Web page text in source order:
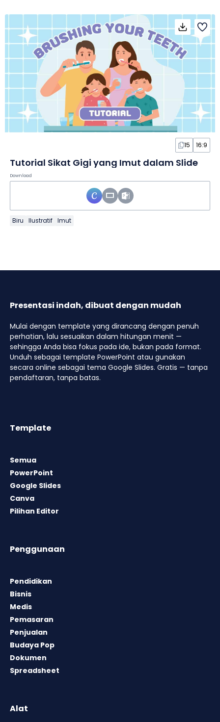
15 16:9
Tutorial Sikat Gigi yang Imut dalam Slide
Download
Biru Ilustratif Imut
Presentasi indah, dibuat dengan mudah
Mulai dengan template yang dirancang dengan penuh
perhatian, lalu sesuaikan dalam hitungan menit —
sehingga Anda bisa fokus pada ide, bukan pada format.
Unduh sebagai template PowerPoint atau gunakan
secara online sebagai tema Google Slides. Gratis — tanpa
pendaftaran, tanpa batas.
Template
Semua
PowerPoint
Google Slides
Canva
Pilihan Editor
Penggunaan
Pendidikan
Bisnis
Medis
Pemasaran
Penjualan
Budaya Pop
Dokumen
Spreadsheet
Alat